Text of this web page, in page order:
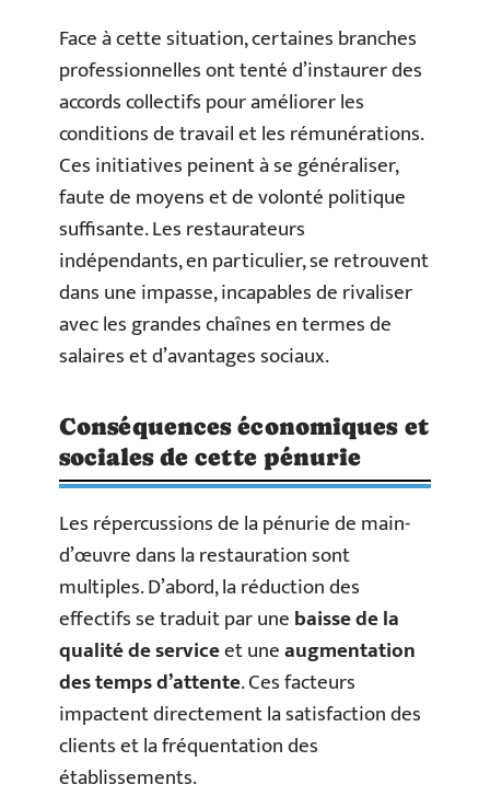
Face à cette situation, certaines branches
professionnelles ont tenté d’instaurer des
accords collectifs pour améliorer les
conditions de travail et les rémunérations.
Ces initiatives peinent à se généraliser,
faute de moyens et de volonté politique
suffisante. Les restaurateurs
indépendants, en particulier, se retrouvent
dans une impasse, incapables de rivaliser
avec les grandes chaînes en termes de
salaires et d’avantages sociaux.
Conséquences économiques et
sociales de cette pénurie
Les répercussions de la pénurie de main-
d’œuvre dans la restauration sont
multiples. D’abord, la réduction des
effectifs se traduit par unebaisse de la
qualité de serviceet uneaugmentation
des temps d’attente. Ces facteurs
impactent directement la satisfaction des
clients et la fréquentation des
établissements.